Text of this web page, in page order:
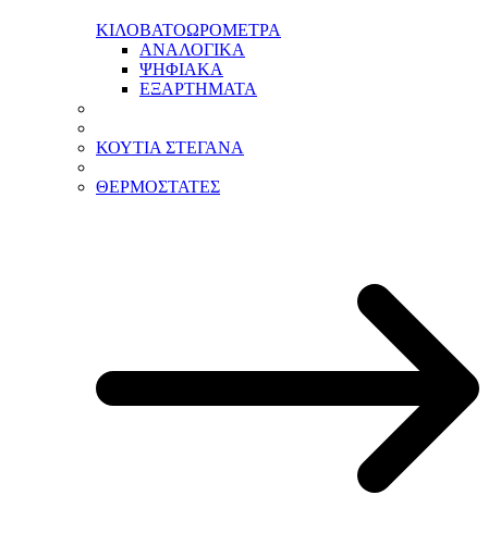
ΚΙΛΟΒΑΤΟΩΡΟΜΕΤΡΑ
ΑΝΑΛΟΓΙΚΑ
ΨΗΦΙΑΚΑ
ΕΞΑΡΤΗΜΑΤΑ
ΚΟΥΤΙΑ ΣΤΕΓΑΝΑ
ΘΕΡΜΟΣΤΑΤΕΣ